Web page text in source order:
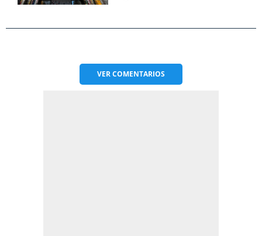
VERCOMENTARIOS